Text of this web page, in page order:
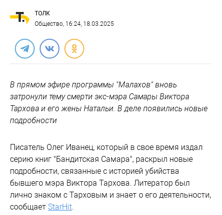
ТОЛК
Общество, 16:24, 18.03.2025
В прямом эфире программы "Малахов" вновь
затронули тему смерти экс-мэра Самары Виктора
Тархова и его жены Натальи. В деле появились новые
подробности
Писатель Олег Иванец, который в свое время издал
серию книг "Бандитская Самара", раскрыл новые
подробности, связанные с историей убийства
бывшего мэра Виктора Тархова. Литератор был
лично знаком с Тарховым и знает о его деятельности,
сообщает StarHit.